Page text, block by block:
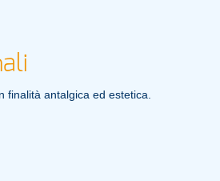
finalità antalgica ed estetica.